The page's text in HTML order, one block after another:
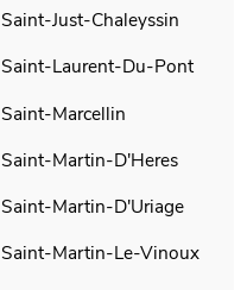
Saint-Just-Chaleyssin
Saint-Laurent-Du-Pont
Saint-Marcellin
Saint-Martin-D'Heres
Saint-Martin-D'Uriage
Saint-Martin-Le-Vinoux